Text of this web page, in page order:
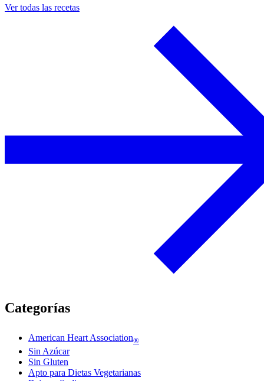
Ver todas las recetas
Categorías
American Heart Association®
Sin Azúcar
Sin Gluten
Apto para Dietas Vegetarianas